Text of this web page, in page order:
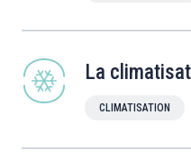
La
CLIMATISATION